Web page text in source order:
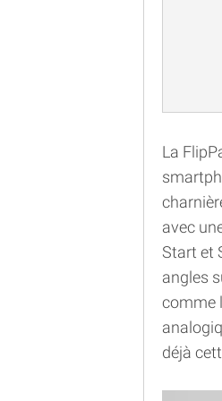
La
avec
Start et
angles
comme
déjà